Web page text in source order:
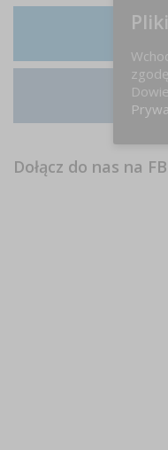
Dołącz do nas na